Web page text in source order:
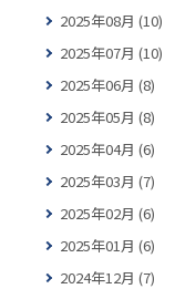
2025年08月 (10)
2025年07月 (10)
2025年06月 (8)
2025年05月 (8)
2025年04月 (6)
2025年03月 (7)
2025年02月 (6)
2025年01月 (6)
2024年12月 (7)